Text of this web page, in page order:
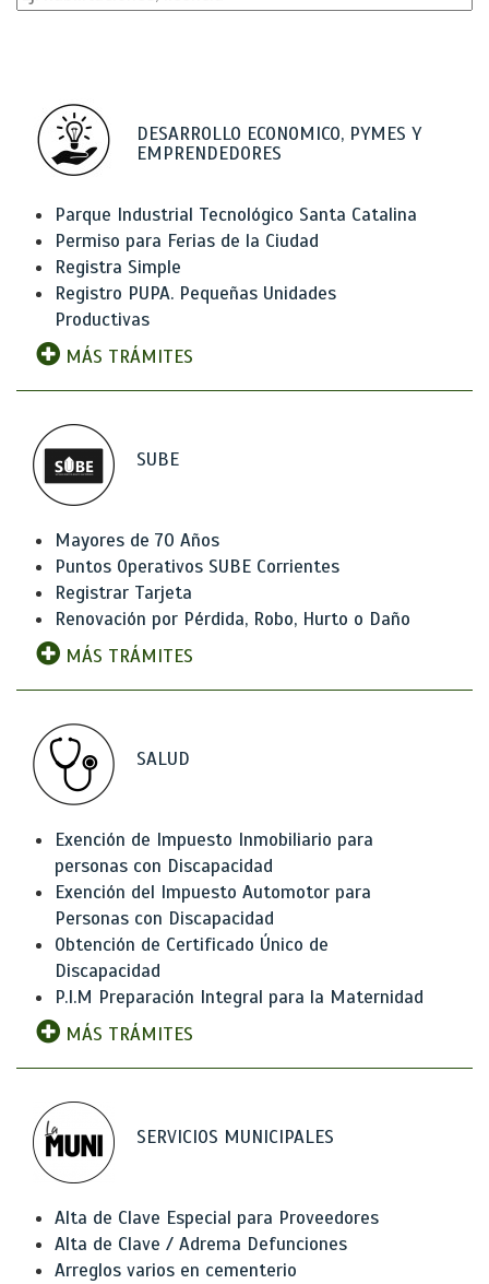
DESARROLLO ECONOMICO, PYMES Y
EMPRENDEDORES
Parque Industrial Tecnológico Santa Catalina
Permiso para Ferias de la Ciudad
Registra Simple
Registro PUPA. Pequeñas Unidades
Productivas
MÁS TRÁMITES
SUBE
Mayores de 70 Años
Puntos Operativos SUBE Corrientes
Registrar Tarjeta
Renovación por Pérdida, Robo, Hurto o Daño
MÁS TRÁMITES
SALUD
Exención de Impuesto Inmobiliario para
personas con Discapacidad
Exención del Impuesto Automotor para
Personas con Discapacidad
Obtención de Certificado Único de
Discapacidad
P.I.M Preparación Integral para la Maternidad
MÁS TRÁMITES
SERVICIOS MUNICIPALES
Alta de Clave Especial para Proveedores
Alta de Clave / Adrema Defunciones
Arreglos varios en cementerio